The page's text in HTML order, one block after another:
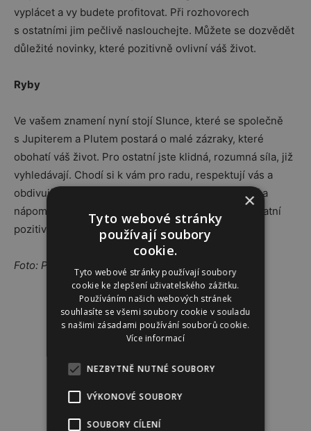
vyplácet a vy budete profitovat. Při rozhovorech
s ostatními jim pečlivě naslouchejte. Můžete se dozvědět
důležité novinky, které pozitivně ovlivní váš život.
Ryby
Ve vašem znamení nyní stojí Slunce, které se společně
s Jupiterem a Plutem postará o malé zázraky, které
obohatí váš život. Pro ostatní jste klidná, rozumná síla, již
vyhledávají. Chodí si k vám pro radu, respektují vás a
obdivují. Naslouchejte jim, buďte trpěliví, kreativní a
nápomocní. Díky tomu, co vyzařujete, dokážete ostatní
pozitivně ovlivnit a přesvědčit.
Foto: Pixabay.com_ Myriam Zilles
Reklama
×
Tyto webové stránky
používají soubory
cookie.
Tyto webové stránky používají soubory
cookie ke zlepšení uživatelského zážitku.
Používáním našich webových stránek
souhlasíte se všemi soubory cookie v souladu
s našimi zásadami používání souborů cookie.
Více informací
NEZBYTNĚ NUTNÉ SOUBORY
VÝKONOVÉ SOUBORY
SOUBORY CÍLENÍ